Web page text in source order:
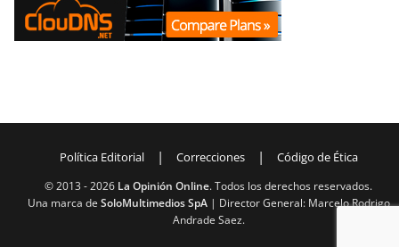
Política Editorial | Correcciones | Código de Ética
© 2013 -2026 La Opinión Online. Todos los derechos reservados.
Una marca de SoloMultimedios SpA| Director General: Marcelo Rodrigo
Andrade Saez.